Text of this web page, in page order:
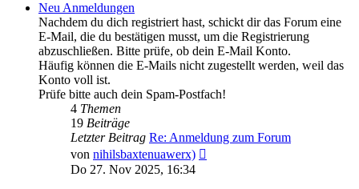
Neu Anmeldungen
Nachdem du dich registriert hast, schickt dir das Forum eine
E-Mail, die du bestätigen musst, um die Registrierung
abzuschließen. Bitte prüfe, ob dein E-Mail Konto.
Häufig können die E-Mails nicht zugestellt werden, weil das
Konto voll ist.
Prüfe bitte auch dein Spam-Postfach!
4 Themen
19 Beiträge
Letzter Beitrag Re: Anmeldung zum Forum
von nihilsbaxtenuawerx)
Do 27. Nov 2025, 16:34